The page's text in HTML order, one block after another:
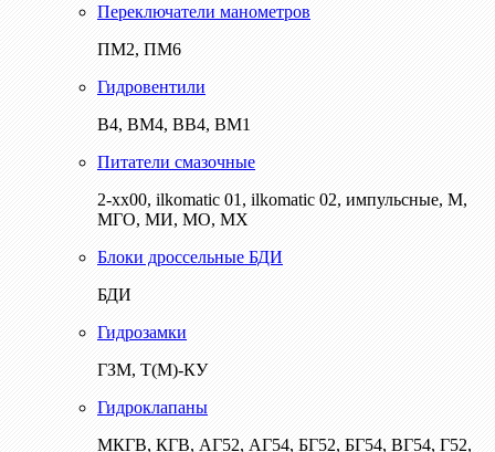
Переключатели манометров
ПМ2, ПМ6
Гидровентили
В4, ВМ4, ВВ4, ВМ1
Питатели смазочные
2-хх00, ilkomatic 01, ilkomatic 02, импульсные, М,
МГО, МИ, МО, МХ
Блоки дроссельные БДИ
БДИ
Гидрозамки
ГЗМ, Т(М)-КУ
Гидроклапаны
МКГВ, КГВ, АГ52, АГ54, БГ52, БГ54, ВГ54, Г52,